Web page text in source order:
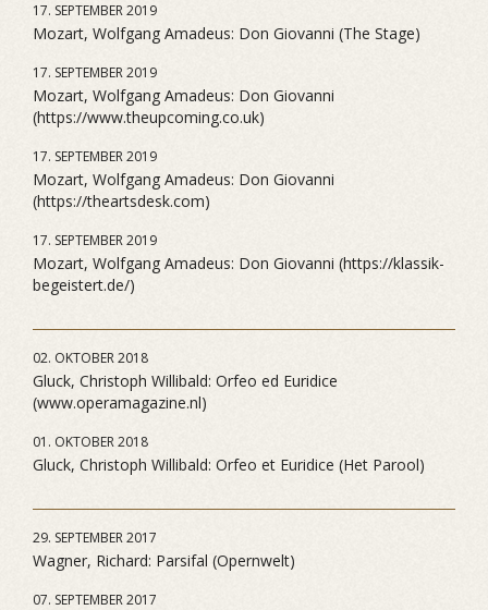
17. SEPTEMBER 2019
Mozart, Wolfgang Amadeus: Don Giovanni (The Stage)
17. SEPTEMBER 2019
Mozart, Wolfgang Amadeus: Don Giovanni
(https://www.theupcoming.co.uk)
17. SEPTEMBER 2019
Mozart, Wolfgang Amadeus: Don Giovanni
(https://theartsdesk.com)
17. SEPTEMBER 2019
Mozart, Wolfgang Amadeus: Don Giovanni (https://klassik-
begeistert.de/)
02. OKTOBER 2018
Gluck, Christoph Willibald: Orfeo ed Euridice
(www.operamagazine.nl)
01. OKTOBER 2018
Gluck, Christoph Willibald: Orfeo et Euridice (Het Parool)
29. SEPTEMBER 2017
Wagner, Richard: Parsifal (Opernwelt)
07. SEPTEMBER 2017